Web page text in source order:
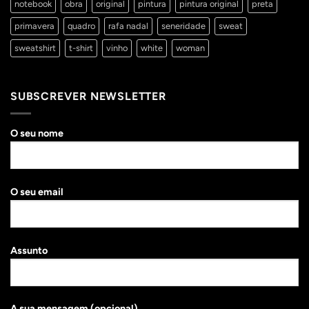
notebook obra original pintura pintura original preta
primavera quadro rafa nadal seneridade sweat
sweatshirt t-shirt vinho white woman
SUBSCREVER NEWSLETTER
O seu nome
O seu email
Assunto